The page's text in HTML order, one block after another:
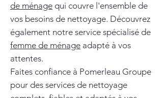
de ménage qui couvre l'ensemble de
vos besoins de nettoyage. Découvrez
également notre service spécialisé de
femme de ménage adapté à vos
attentes.
Faites confiance à Pomerleau Groupe
pour des services de nettoyage